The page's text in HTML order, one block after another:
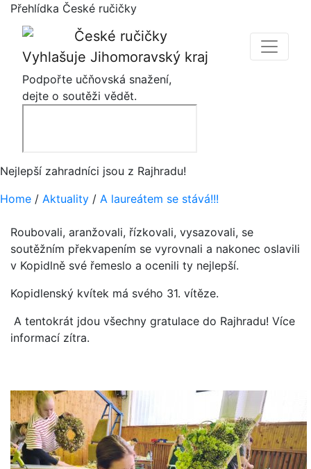
Přehlídka České ručičky
Vyhlašuje Jihomoravský kraj
Podpořte učňovská snažení,
dejte o soutěži vědět.
Nejlepší zahradníci jsou z Rajhradu!
Home / Aktuality / A laureátem se stává!!!
Roubovali, aranžovali, řízkovali, vysazovali, se
soutěžním překvapením se vyrovnali a nakonec oslavili
v Kopidlně své řemeslo a ocenili ty nejlepší.
Kopidlenský kvítek má svého 31. vítěze.
A tentokrát jdou všechny gratulace do Rajhradu! Více
informací zítra.